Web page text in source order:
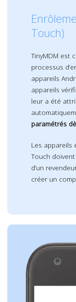
Touch)
TinyMDM est
processus
appareils
appareils
leur a été
paramétrés
Les appareils
Touch
d’un
créer un